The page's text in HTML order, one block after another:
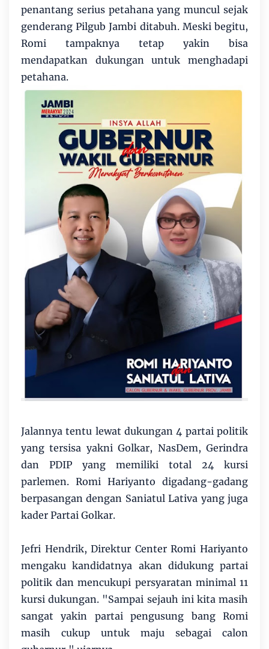
penantang serius petahana yang muncul sejak
genderang Pilgub Jambi ditabuh. Meski begitu,
Romi tampaknya tetap yakin bisa
mendapatkan dukungan untuk menghadapi
petahana.
Jalannya tentu lewat dukungan 4 partai politik
yang tersisa yakni Golkar, NasDem, Gerindra
dan PDIP yang memiliki total 24 kursi
parlemen. Romi Hariyanto digadang-gadang
berpasangan dengan Saniatul Lativa yang juga
kader Partai Golkar.
Jefri Hendrik, Direktur Center Romi Hariyanto
mengaku kandidatnya akan didukung partai
politik dan mencukupi persyaratan minimal 11
kursi dukungan. "Sampai sejauh ini kita masih
sangat yakin partai pengusung bang Romi
masih cukup untuk maju sebagai calon